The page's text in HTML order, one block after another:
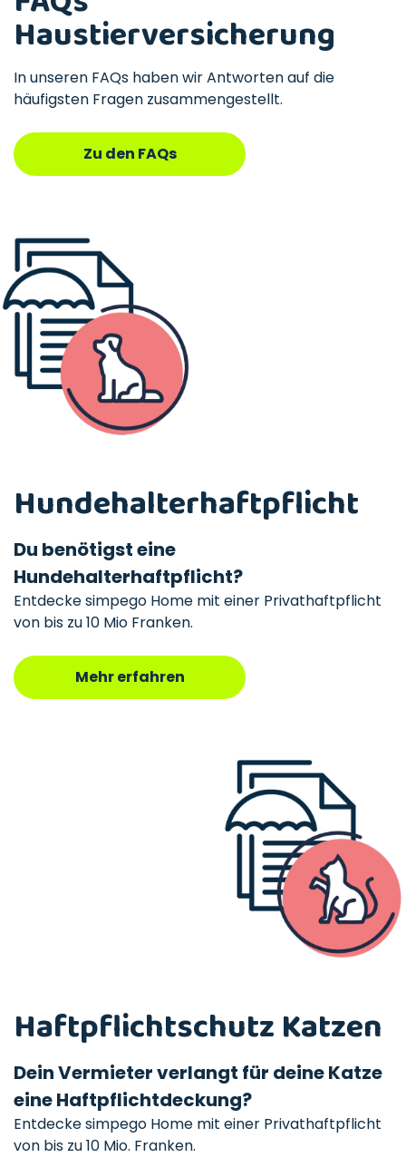
Haustierversicherung
In unseren FAQs haben wir Antworten auf die
häufigsten Fragen zusammengestellt.
Zu den FAQs
Hundehalterhaftpflicht
Du benötigst eine
Hundehalterhaftpflicht?
Entdecke simpego Home mit einer Privathaftpflicht
von bis zu 10 Mio Franken.
Mehr erfahren
Haftpflichtschutz Katzen
Dein Vermieter verlangt für deine Katze
eine Haftpflichtdeckung?
Entdecke simpego Home mit einer Privathaftpflicht
von bis zu 10 Mio. Franken.